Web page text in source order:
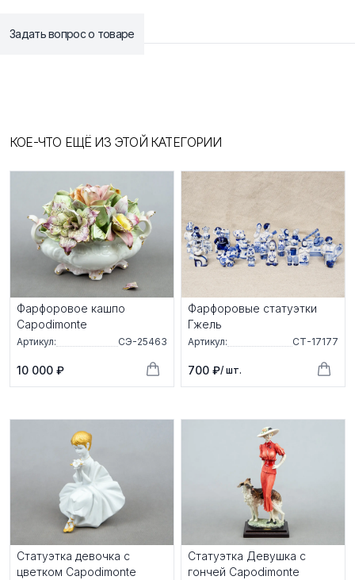
Задать вопрос о товаре
КОЕ-ЧТО ЕЩЁ ИЗ ЭТОЙ КАТЕГОРИИ
Фарфоровое кашпо
Capodimonte
Артикул: СЭ-25463
10 000 ₽
Фарфоровые статуэтки
Гжель
Артикул: СТ-17177
700 ₽/ шт.
Статуэтка девочка с
цветком Capodimonte
Статуэтка Девушка с
гончей Capodimonte